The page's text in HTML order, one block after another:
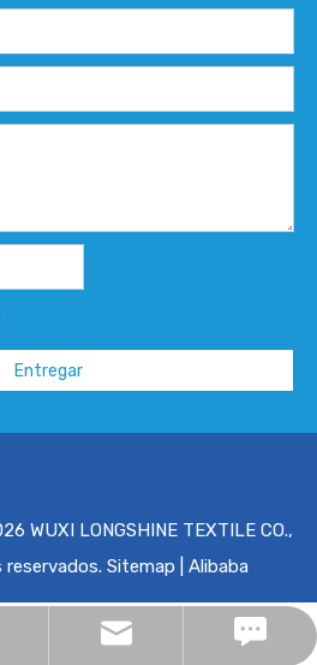
139-2121-8730
Entregar
WUXI LONGSHINE TEXTILE CO.,
reservados. Sitemap Alibaba